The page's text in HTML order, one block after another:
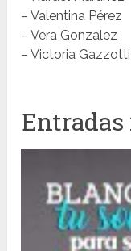
– Valentina Pérez
– Vera Gonzalez
– Victoria Gazzotti
Entradas